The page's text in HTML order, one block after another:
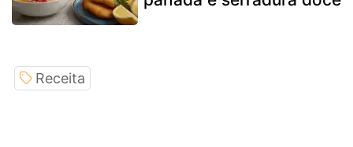
Receita